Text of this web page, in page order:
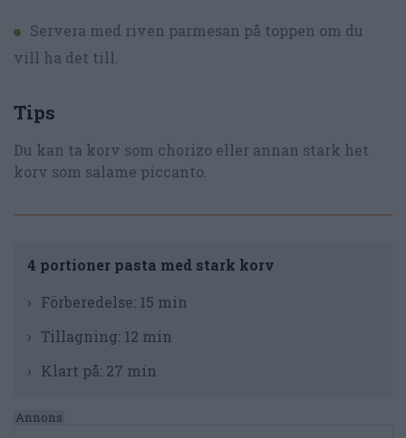
Servera med riven parmesan på toppen om du
vill ha det till.
Tips
Du kan ta korv som chorizo eller annan stark het
korv som salame piccanto.
4 portioner pasta med stark korv
Förberedelse: 15 min
Tillagning: 12 min
Klart på: 27 min